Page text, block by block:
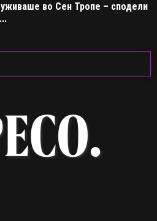
во Сен Тропе – сподели